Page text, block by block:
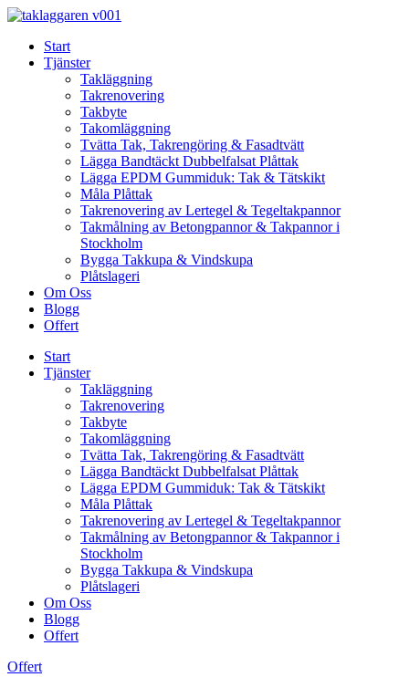
Skip
contentStart
Tjänster
Takläggning
Takrenovering
Takbyte
Takomläggning
Tvätta Tak, Takrengöring & Fasadtvätt
Lägga Bandtäckt Dubbelfalsat Plåttak
Lägga EPDM Gummiduk: Tak & Tätskikt
Måla Plåttak
Takrenovering av Lertegel & Tegeltakpannor
Takmålning av Betongpannor & Takpannor i
Stockholm
Bygga Takkupa & Vindskupa
Plåtslageri
Om Oss
Blogg
Offert
Start
Tjänster
Takläggning
Takrenovering
Takbyte
Takomläggning
Tvätta Tak, Takrengöring & Fasadtvätt
Lägga Bandtäckt Dubbelfalsat Plåttak
Lägga EPDM Gummiduk: Tak & Tätskikt
Måla Plåttak
Takrenovering av Lertegel & Tegeltakpannor
Takmålning av Betongpannor & Takpannor i
Stockholm
Bygga Takkupa & Vindskupa
Plåtslageri
Om Oss
Blogg
Offert
Offert